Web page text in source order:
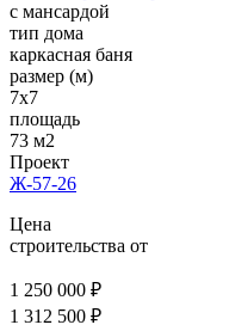
с мансардой
тип дома
каркасная баня
размер (м)
7x7
площадь
73 м2
Проект
Ж-57-26
Цена
строительства от
1 250 000 ₽
1 312 500 ₽